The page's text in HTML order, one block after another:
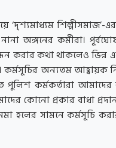
শিল্পীসমাজ’-এর
অঙ্গনের কর্মীরা।
করার কথা থাকলেও
কর্মসূচির অন্যতম আহ্বায়ক
পুলিশ কর্মকর্তারা
কোনো প্রকার বাধা
হলের সামনে কর্মসূচি